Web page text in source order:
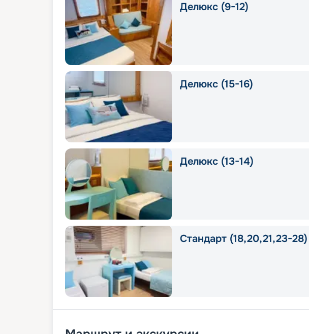
Делюкс (9-12)
Делюкс (15-16)
Делюкс (13-14)
Стандарт (18,20,21,23-28)